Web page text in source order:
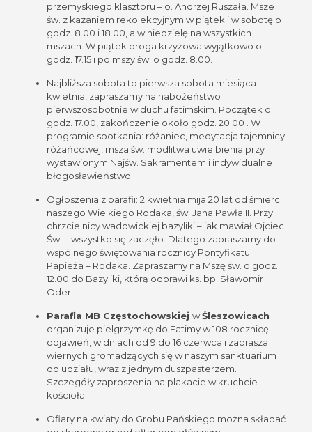
przemyskiego klasztoru – o. Andrzej Ruszała. Msze
św. z kazaniem rekolekcyjnym w piątek i w sobotę o
godz. 8.00 i 18.00, a w niedzielę na wszystkich
mszach. W piątek droga krzyżowa wyjątkowo o
godz. 17.15 i po mszy św. o godz. 8.00.
Najbliższa sobota to pierwsza sobota miesiąca
kwietnia, zapraszamy na nabożeństwo
pierwszosobotnie w duchu fatimskim. Początek o
godz. 17.00, zakończenie około godz. 20.00 . W
programie spotkania: różaniec, medytacja tajemnicy
różańcowej, msza św. modlitwa uwielbienia przy
wystawionym Najśw. Sakramentem i indywidualne
błogosławieństwo.
Ogłoszenia z parafii: 2 kwietnia mija 20 lat od śmierci
naszego Wielkiego Rodaka, św. Jana Pawła II. Przy
chrzcielnicy wadowickiej bazyliki – jak mawiał Ojciec
Św. – wszystko się zaczęło. Dlatego zapraszamy do
wspólnego świętowania rocznicy Pontyfikatu
Papieża – Rodaka. Zapraszamy na Mszę św. o godz.
12.00 do Bazyliki, którą odprawi ks. bp. Sławomir
Oder.
Parafia MB Częstochowskiej wŚleszowicach
organizuje pielgrzymkę do Fatimy w 108 rocznicę
objawień, w dniach od 9 do 16 czerwca i zaprasza
wiernych gromadzących się w naszym sanktuarium
do udziału, wraz z jednym duszpasterzem.
Szczegóły zaproszenia na plakacie w kruchcie
kościoła.
Ofiary na kwiaty do Grobu Pańskiego można składać